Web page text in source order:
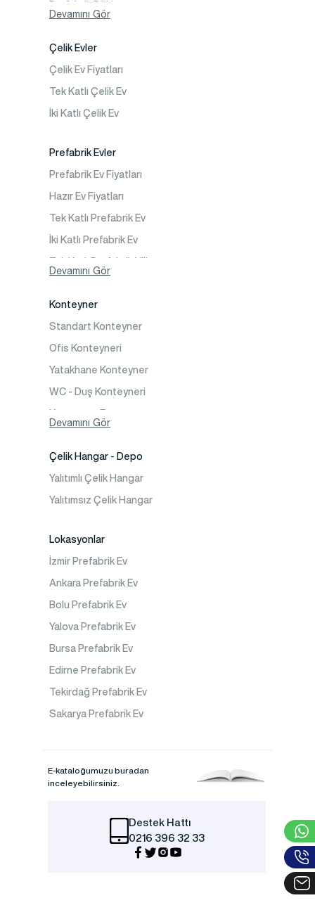
Prefabrik Kafeterya
Prefabrik Okul Binaları
Prefabrik Kreş Bina Modelleri
Prefabrik Anaokulu Bina Modelleri
Prefabrik WC Duş Binaları
Şantiye Mobilizasyon
Şantiye Kamp Binaları
Devamını Gör
Çelik Evler
Çelik Ev Fiyatları
Tek Katlı Çelik Ev
İki Katlı Çelik Ev
Prefabrik Evler
Prefabrik Ev Fiyatları
Hazır Ev Fiyatları
Tek Katlı Prefabrik Ev
İki Katlı Prefabrik Ev
Prefabrik Bağ Evi
Prefabrik Bungalov
Devamını Gör
Konteyner
Standart Konteyner
Ofis Konteyneri
Yatakhane Konteyner
WC - Duş Konteyneri
Devamını Gör
Çelik Hangar - Depo
Yalıtımlı Çelik Hangar
Yalıtımsız Çelik Hangar
Lokasyonlar
İzmir Prefabrik Ev
Ankara Prefabrik Ev
Bolu Prefabrik Ev
Yalova Prefabrik Ev
Bursa Prefabrik Ev
Edirne Prefabrik Ev
Tekirdağ Prefabrik Ev
Sakarya Prefabrik Ev
E-kataloğumuzu buradan
inceleyebilirsiniz.
Destek Hattı
0216 396 32 33